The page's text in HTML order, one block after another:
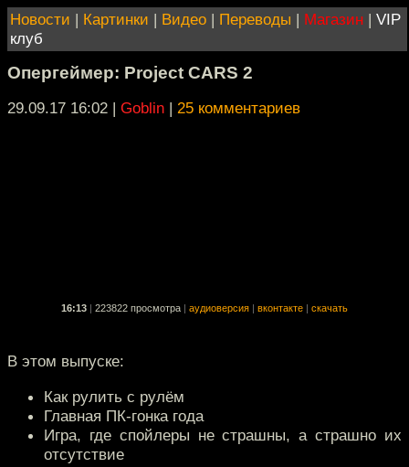
Новости | Картинки | Видео | Переводы | Магазин | VIP
клуб
Опергеймер: Project CARS 2
29.09.17 16:02 | Goblin | 25 комментариев
16:13 223822 просмотра аудиоверсия вконтакте скачать
В этом выпуске:
Как рулить с рулём
Главная ПК-гонка года
Игра, где спойлеры не страшны, а страшно их
отсутствие